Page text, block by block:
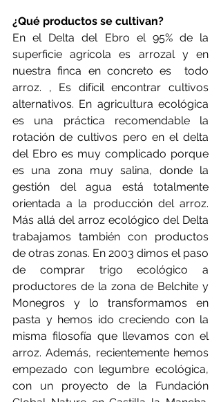
¿Qué productos se cultivan?
En el Delta del Ebro el 95% de la
superficie agrícola es arrozal y en
nuestra finca en concreto es  todo
arroz. , Es difícil encontrar cultivos
alternativos. En agricultura ecológica
es una práctica recomendable la
rotación de cultivos pero en el delta
del Ebro es muy complicado porque
es una zona muy salina, donde la
gestión del agua está totalmente
orientada a la producción del arroz.
Más allá del arroz ecológico del Delta
trabajamos también con productos
de otras zonas. En 2003 dimos el paso
de comprar trigo ecológico a
productores de la zona de Belchite y
Monegros y lo transformamos en
pasta y hemos ido creciendo con la
misma filosofía que llevamos con el
arroz. Además, recientemente hemos
empezado con legumbre ecológica,
con un proyecto de la Fundación